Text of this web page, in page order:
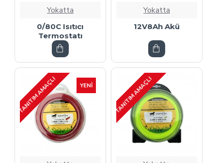
Yokatta
0/80C Isıtıcı
Termostatı
Yokatta
12V8Ah Akü
YENI
TANITIM AMAÇLI TANITIM AMAÇLI